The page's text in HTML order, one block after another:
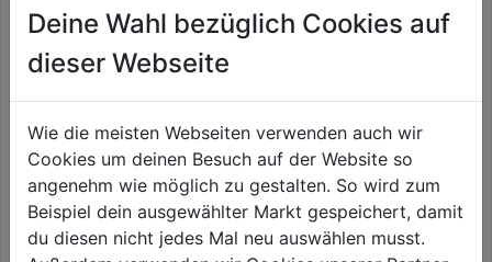
Kabeltrommel-Kunststoff 25m
Kabel F3G1,5mm H05VV
Verlängerungskabel 20m
3x1,5mm 230 V orange
Deine Wahl bezüglich Cookies auf
dieser Webseite
Wie die meisten Webseiten verwenden auch wir
Cookies um deinen Besuch auf der Website so
angenehm wie möglich zu gestalten. So wird zum
Beispiel dein ausgewählter Markt gespeichert, damit
du diesen nicht jedes Mal neu auswählen musst.